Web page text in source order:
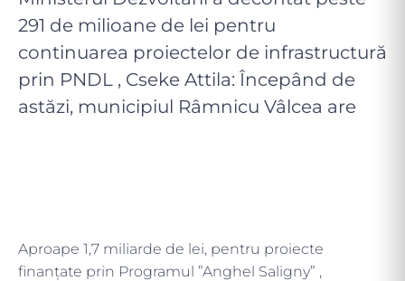
291 de milioane de lei pentru
continuarea proiectelor de infrastructură
prin PNDL , Cseke Attila: Începând de
astăzi, municipiul Râmnicu Vâlcea are
Aproape 1,7 miliarde de lei, pentru proiecte
finanțate prin Programul ”Anghel Saligny” ,